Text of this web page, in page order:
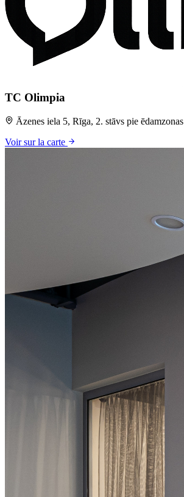
TC Olimpia
Āzenes iela 5, Rīga, 2. stāvs pie ēdamzonas
Voir sur la carte